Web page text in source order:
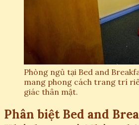
Phòng ngủ tại Bed and
mang phong cách trang trí
giác thân mật.
Phân biệt Bed and